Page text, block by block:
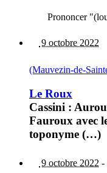
Prononcer
9 octobre 2022
(Mauvezin-de-
Le Roux
Cassini :
Fauroux avec
toponyme (…)
9 octobre 2022 -